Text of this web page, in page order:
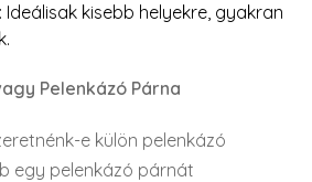
Ideálisak kisebb helyekre, gyakran
Pelenkázó Párna
e külön pelenkázó
egy pelenkázó párnát